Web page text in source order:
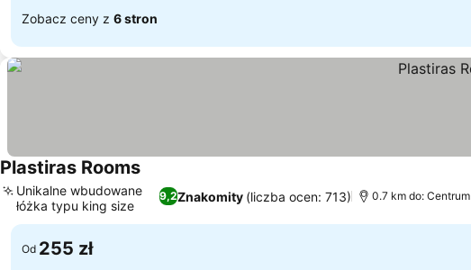
Zobacz ceny z 6 stron
Plastiras Rooms
9,2Znakomity (liczba ocen: 713)
Unikalne wbudowane
łóżka typu king size
0.7 km do: Centrum
Od 255 zł